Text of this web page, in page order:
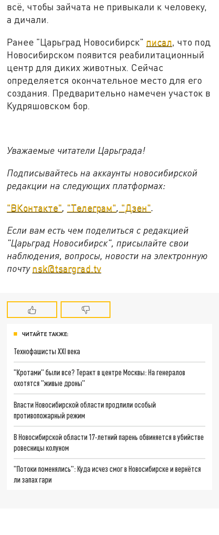
всё, чтобы зайчата не привыкали к человеку,
а дичали.
Ранее "Царьград Новосибирск" писал , что под
Новосибирском появится реабилитационный
центр для диких животных. Сейчас
определяется окончательное место для его
создания. Предварительно намечен участок в
Кудряшовском бор.
Уважаемые читатели Царьграда!
Подписывайтесь на аккаунты новосибирской
редакции на следующих платформах:
"ВКонтакте", "Телеграм", "Дзен".
Если вам есть чем поделиться с редакцией
"Царьград Новосибирск", присылайте свои
наблюдения, вопросы, новости на электронную
почту nsk@tsargrad.tv
ЧИТАЙТЕ ТАКЖЕ:
Технофашисты XXI века
"Кротами" были все? Теракт в центре Москвы: На генералов
охотятся "живые дроны"
Власти Новосибирской области продлили особый
противопожарный режим
В Новосибирской области 17-летний парень обвиняется в убийстве
ровесницы колуном
"Потоки поменялись": Куда исчез смог в Новосибирске и вернётся
ли запах гари